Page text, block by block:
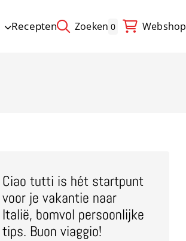
Recepten Zoeken 0 Webshop
Ciao tutti is hét startpunt
voor je vakantie naar
Italië, bomvol persoonlijke
tips. Buon viaggio!